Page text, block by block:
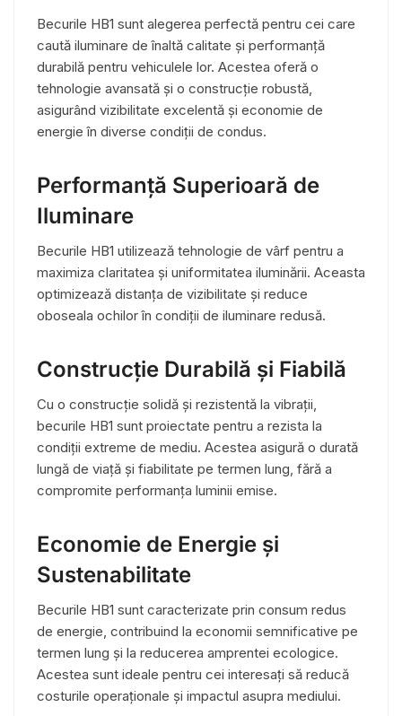
pagina
produsului.
Becurile HB1 sunt alegerea perfectă pentru cei care
caută iluminare de înaltă calitate și performanță
durabilă pentru vehiculele lor. Acestea oferă o
tehnologie avansată și o construcție robustă,
asigurând vizibilitate excelentă și economie de
energie în diverse condiții de condus.
Performanță Superioară de
Iluminare
Becurile HB1 utilizează tehnologie de vârf pentru a
maximiza claritatea și uniformitatea iluminării. Aceasta
optimizează distanța de vizibilitate și reduce
oboseala ochilor în condiții de iluminare redusă.
Construcție Durabilă și Fiabilă
Cu o construcție solidă și rezistentă la vibrații,
becurile HB1 sunt proiectate pentru a rezista la
condiții extreme de mediu. Acestea asigură o durată
lungă de viață și fiabilitate pe termen lung, fără a
compromite performanța luminii emise.
Economie de Energie și
Sustenabilitate
Becurile HB1 sunt caracterizate prin consum redus
de energie, contribuind la economii semnificative pe
termen lung și la reducerea amprentei ecologice.
Acestea sunt ideale pentru cei interesați să reducă
costurile operaționale și impactul asupra mediului.